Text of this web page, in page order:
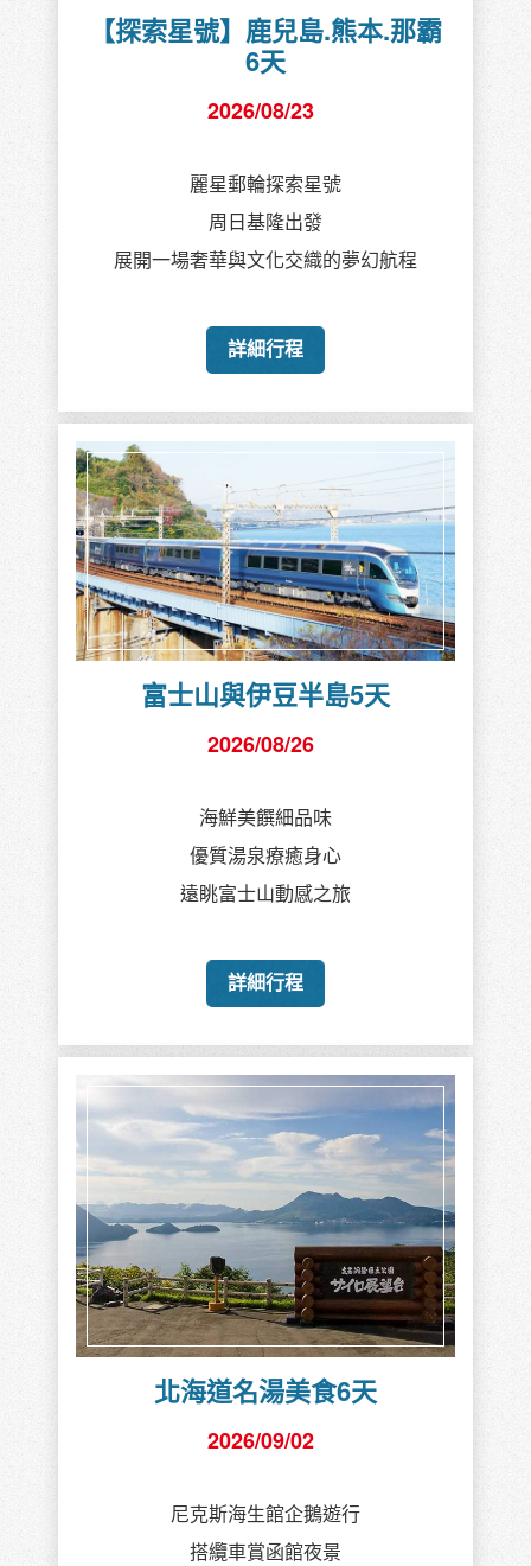
【探索星號】鹿兒島.熊本.那霸
6天
2026/08/23
麗星郵輪探索星號
周日基隆出發
展開一場奢華與文化交織的夢幻航程
詳細行程
富士山與伊豆半島5天
2026/08/26
海鮮美饌細品味
優質湯泉療癒身心
遠眺富士山動感之旅
詳細行程
北海道名湯美食6天
2026/09/02
尼克斯海生館企鵝遊行
搭纜車賞函館夜景